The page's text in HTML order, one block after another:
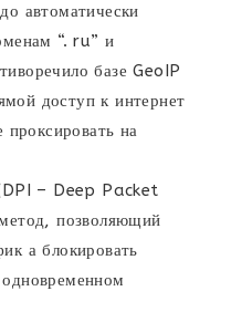
автоматически
“. ru” и
базе GeoIP
доступ к интернет
проксировать на
(DPI – Deep Packet
позволяющий
а блокировать